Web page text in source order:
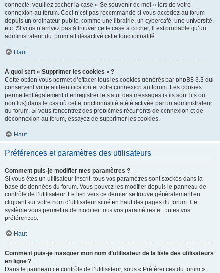
connecté, veuillez cocher la case « Se souvenir de moi » lors de votre
connexion au forum. Ceci n’est pas recommandé si vous accédez au forum
depuis un ordinateur public, comme une librairie, un cybercafé, une université,
etc. Si vous n’arrivez pas à trouver cette case à cocher, il est probable qu’un
administrateur du forum ait désactivé cette fonctionnalité.
Haut
À quoi sert « Supprimer les cookies » ?
Cette option vous permet d’effacer tous les cookies générés par phpBB 3.3 qui
conservent votre authentification et votre connexion au forum. Les cookies
permettent également d’enregistrer le statut des messages (s’ils sont lus ou
non lus) dans le cas où cette fonctionnalité a été activée par un administrateur
du forum. Si vous rencontrez des problèmes récurrents de connexion et de
déconnexion au forum, essayez de supprimer les cookies.
Haut
Préférences et paramètres des utilisateurs
Comment puis-je modifier mes paramètres ?
Si vous êtes un utilisateur inscrit, tous vos paramètres sont stockés dans la
base de données du forum. Vous pouvez les modifier depuis le panneau de
contrôle de l’utilisateur. Le lien vers ce dernier se trouve généralement en
cliquant sur votre nom d’utilisateur situé en haut des pages du forum. Ce
système vous permettra de modifier tous vos paramètres et toutes vos
préférences.
Haut
Comment puis-je masquer mon nom d’utilisateur de la liste des utilisateurs
en ligne ?
Dans le panneau de contrôle de l’utilisateur, sous « Préférences du forum »,